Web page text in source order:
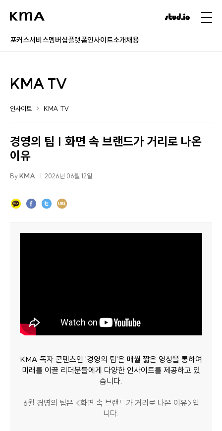
포커스서비스멤버십플랫폼인사이트소개채용
KMA TV
인사이트 KMA TV
경영의 팁 | 화면 속 브랜드가 거리로 나온
이유
ByKMA 2026년 06월 12일
KMA 독자 콘텐츠인 '경영의 팁'은 매월 짧은 영상을 통하여
미래를 이끌 리더분들에게 다양한 인사이트를 제공하고 있
습니다.
6월 경영의 팁은 <화면 속 브랜드가 거리로 나온 이유>입
니다.